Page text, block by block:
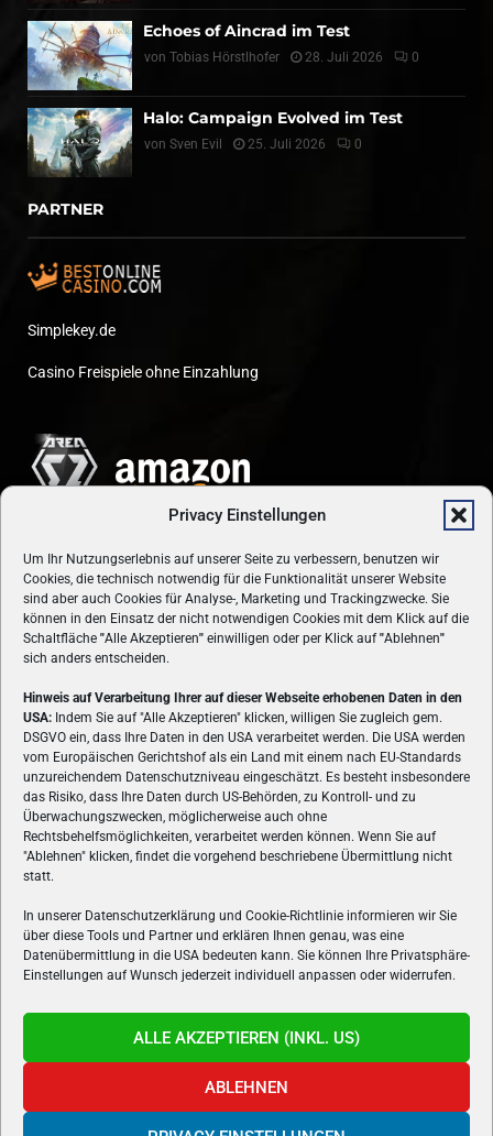
Privacy Einstellungen
Um Ihr Nutzungserlebnis auf unserer Seite zu verbessern, benutzen wir
Cookies, die technisch notwendig für die Funktionalität unserer Website
sind aber auch Cookies für Analyse-, Marketing und Trackingzwecke. Sie
können in den Einsatz der nicht notwendigen Cookies mit dem Klick auf die
Schaltfläche "Alle Akzeptieren" einwilligen oder per Klick auf"Ablehnen"
sich anders entscheiden.
Hinweis auf Verarbeitung Ihrer auf dieser Webseite erhobenen Daten in den
USA: Indem Sie auf "Alle Akzeptieren" klicken, willigen Sie zugleich gem.
DSGVO ein, dass Ihre Daten in den USA verarbeitet werden. Die USA werden
vom Europäischen Gerichtshof als ein Land mit einem nach EU-Standards
unzureichendem Datenschutzniveau eingeschätzt. Es besteht insbesondere
das Risiko, dass Ihre Daten durch US-Behörden, zu Kontroll- und zu
Überwachungszwecken, möglicherweise auch ohne
Rechtsbehelfsmöglichkeiten, verarbeitet werden können. Wenn Sie auf
"Ablehnen" klicken, findet die vorgehend beschriebene Übermittlung nicht
statt.
In unserer Datenschutzerklärung und Cookie-Richtlinie informieren wir Sie
über diese Tools und Partner und erklären Ihnen genau, was eine
Datenübermittlung in die USA bedeuten kann. Sie können Ihre Privatsphäre-
Einstellungen auf Wunsch jederzeit individuell anpassen oder widerrufen.
ALLE AKZEPTIEREN (INKL. US)
ABLEHNEN
Echoes of Aincrad im Test
von Tobias Hörstlhofer 28. Juli 2026 0
Halo: Campaign Evolved im Test
von Sven Evil 25. Juli 2026 0
PARTNER
Simplekey.de
Casino Freispiele ohne Einzahlung
ÜBER UNS
VON GAMERN, FÜR GAMER! Gamers.at ist das älteste Online-
Spielemagazin Österreichs und bringt täglich aktuelle News,
Reviews und Videos zu PC- und Konsolenspielen, Gaming-
Hardware und aus der Welt des e-Sport's.
FOLGE UNS